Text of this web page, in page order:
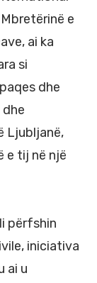
e
ai ka
si
dhe
Ljubljanë,
e tij në një
përfshin
iniciativa
ai u